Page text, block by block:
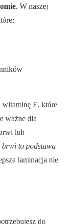
. W naszej
E, które
ważne dla
lub
brwi to podstawa
laminacja nie
do